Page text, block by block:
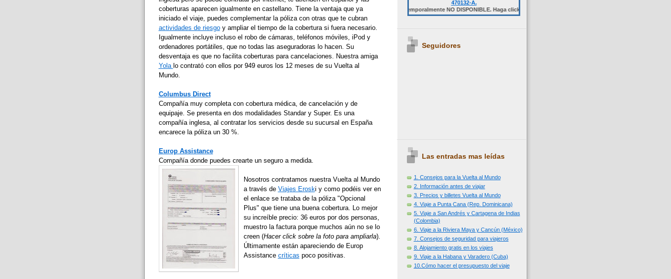
coberturas aparecen igualmente en castellano. Tiene la ventaja que ya
iniciado el viaje, puedes complementar la póliza con otras que te cubran
actividades de riesgoy ampliar el tiempo de la cobertura si fuera necesario.
Igualmente incluye incluso el robo de cámaras, teléfonos móviles, iPod y
ordenadores portátiles, que no todas las aseguradoras lo hacen. Su
desventaja es que no facilita coberturas para cancelaciones. Nuestra amiga
Yola lo contrató con ellos por 949 euros los 12 meses de su Vuelta al
Mundo.
Columbus Direct
Compañía muy completa con cobertura médica, de cancelación y de
equipaje. Se presenta en dos modalidades Standar y Super. Es una
compañía inglesa, al contratar los servicios desde su sucursal en España
encarece la póliza un 30 %.
Europ Assistance
Compañía donde puedes crearte un seguro a medida.
Nosotros contratamos nuestra Vuelta al Mundo
a través de Viajes Eroski y como podéis ver en
el enlace se trataba de la póliza "Opcional
Plus" que tiene una buena cobertura. Lo mejor
su increíble precio: 36 euros por dos personas,
muestro la factura porque muchos aún no se lo
creen (Hacer click sobre la foto para ampliarla).
Últimamente están apareciendo de Europ
Assistance críticas poco positivas.
470132-A.
Desde 700 € quincena casa completa.Temporalmente NO DISPONIBLE. Haga click sobre la foto.
Seguidores
Las entradas mas leídas
1. Consejos para la Vuelta al Mundo
2. Información antes de viajar
3. Precios y billetes Vuelta al Mundo
4. Viaje a Punta Cana (Rep. Dominicana)
5. Viaje a San Andrés y Cartagena de Indias
(Colombia)
6. Viaje a la Riviera Maya y Cancún (México)
7. Consejos de seguridad para viajeros
8. Alojamiento gratis en los viajes
9. Viaje a la Habana y Varadero (Cuba)
10.Cómo hacer el presupuesto del viaje